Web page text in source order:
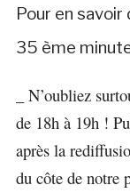
Pour en savoir
35 ème
_ N’oubliez
de 18h à 19h !
après la
du côte de notre